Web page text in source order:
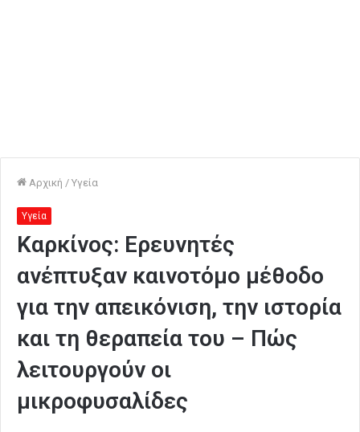
Αρχική / Υγεία
Υγεία
Καρκίνος: Ερευνητές
ανέπτυξαν καινοτόμο μέθοδο
για την απεικόνιση, την ιστορία
και τη θεραπεία του – Πώς
λειτουργούν οι
μικροφυσαλίδες